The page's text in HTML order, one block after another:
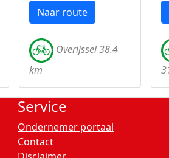
Naar route
Overijssel 38.4
km
Service
Ondernemer portaal
Contact